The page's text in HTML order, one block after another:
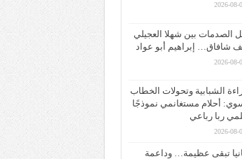
2026-08-
الصدمات بين شهلا العجيلي
شافاق… إبراهيم أبو عواد
2026-08-
الشبابية وتحولات الخطاب
أحلام مستغانمي نموذجًا
ربا رباعي
2026-08-
تبقى عظيمة… وداعمة